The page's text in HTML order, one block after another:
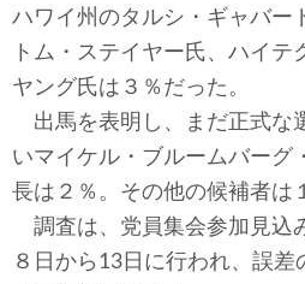
ハワイ州のタルシ・ギャバー
トム・ステイヤー氏、ハイテ
ヤング氏は３％だった。
出馬を表明し、まだ正式な
いマイケル・ブルームバーグ
長は２％。その他の候補者は
調査は、党員集会参加見込
８日から13日に行われ、誤差